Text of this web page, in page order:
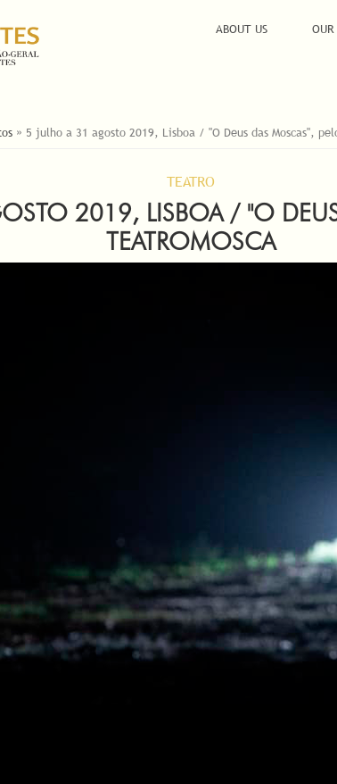
ABOUT US
» 5 julho a 31 agosto 2019, Lisboa / "O Deus das Moscas",
TEATRO
2019, LISBOA / "O
TEATROMOSCA